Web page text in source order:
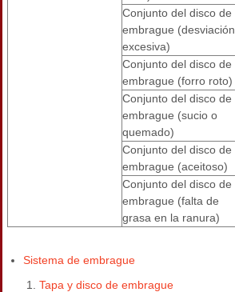
Conjunto del disco de
embrague (desviación
excesiva)
Conjunto del disco de
embrague (forro roto)
Conjunto del disco de
embrague (sucio o
quemado)
Conjunto del disco de
embrague (aceitoso)
Conjunto del disco de
embrague (falta de
grasa en la ranura)
Sistema de embrague
Tapa y disco de embrague